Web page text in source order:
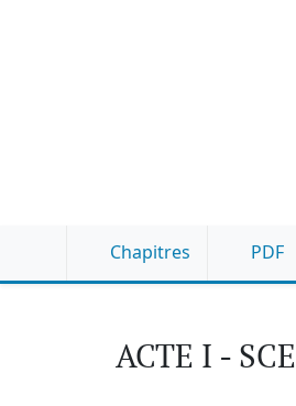
Chapitres PDF
ACTE I -